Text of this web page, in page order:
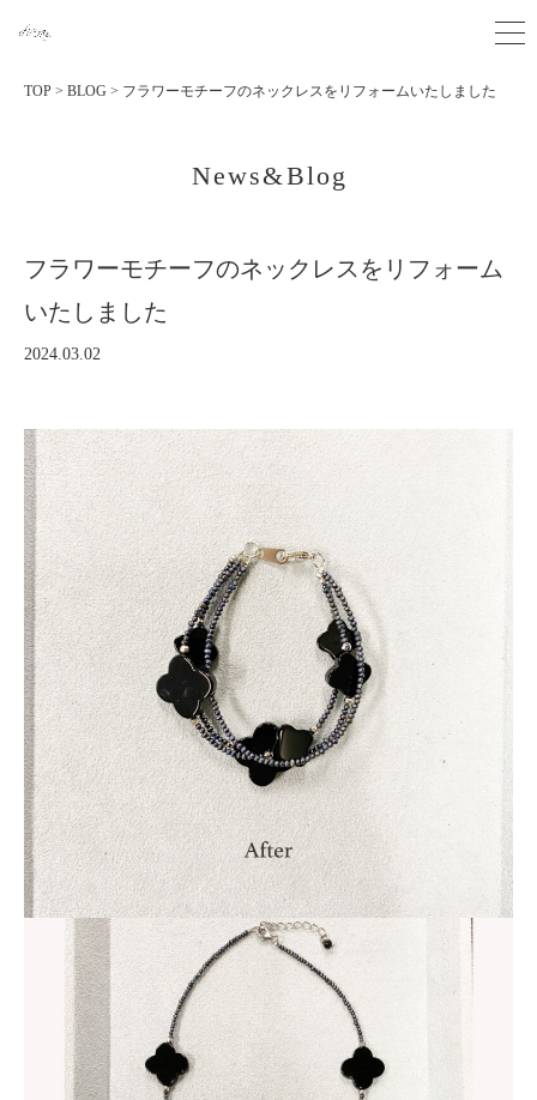
TOP > BLOG > フラワーモチーフのネックレスをリフォームいたしました
News&Blog
フラワーモチーフのネックレスをリフォーム
いたしました
2024.03.02